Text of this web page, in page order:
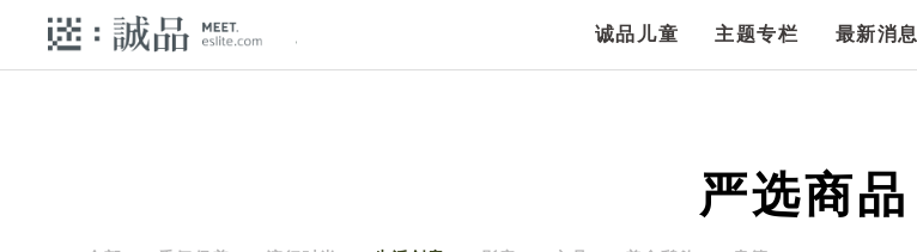
诚品儿童 主题专栏 最新消息
严选商品